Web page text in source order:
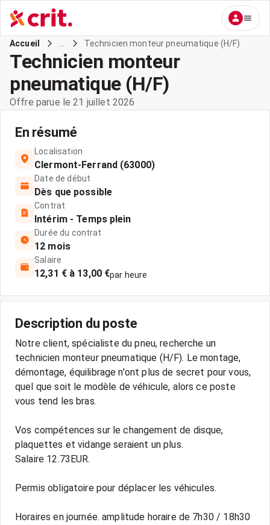
Accueil Technicien monteur pneumatique (H/F)
Technicien monteur
pneumatique (H/F)
Offre parue le 21 juillet 2026
En résumé
Localisation
Clermont-Ferrand (63000)
Date de début
Dès que possible
Contrat
Intérim - Temps plein
Durée du contrat
12 mois
Salaire
12,31 € à 13,00 €par heure
Description du poste
Notre client, spécialiste du pneu, recherche un
technicien monteur pneumatique (H/F). Le montage,
démontage, équilibrage n'ont plus de secret pour vous,
quel que soit le modèle de véhicule, alors ce poste
vous tend les bras.
Vos compétences sur le changement de disque,
plaquettes et vidange seraient un plus.
Salaire 12.73EUR.
Permis obligatoire pour déplacer les véhicules.
Horaires en journée. amplitude horaire de 7h30 / 18h30